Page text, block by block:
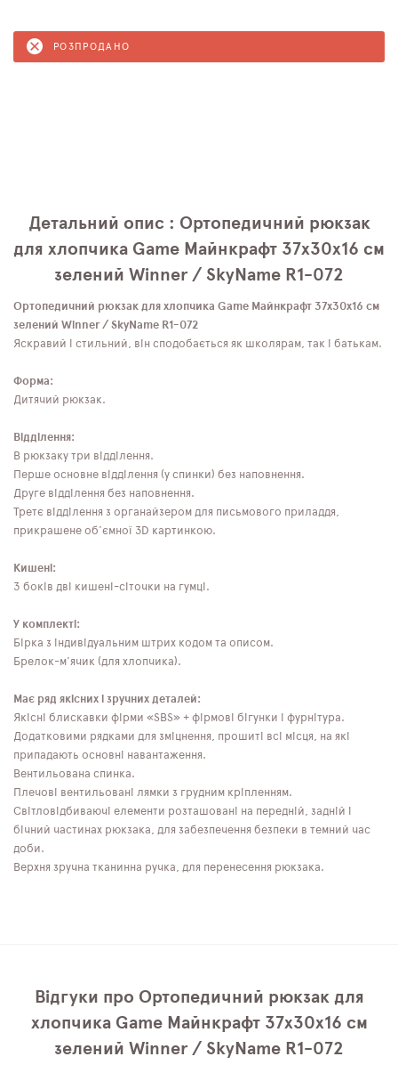
РОЗПРОДАНО
Детальний опис : Ортопедичний рюкзак
для хлопчика Game Майнкрафт 37х30х16 см
зелений Winner / SkyName R1-072
Ортопедичний рюкзак для хлопчика Game Майнкрафт 37х30х16 см
зелений Winner / SkyName R1-072
Яскравий і стильний, він сподобається як школярам, ​​так і батькам.
Форма:
Дитячий рюкзак.
Відділення:
В рюкзаку три відділення.
Перше основне відділення (у спинки) без наповнення.
Друге відділення без наповнення.
Третє відділення з органайзером для письмового приладдя,
прикрашене об'ємної 3D картинкою.
Кишені:
З боків дві кишені-сіточки на гумці.
У комплекті:
Бірка з індивідуальним штрих кодом та описом.
Брелок-м'ячик (для хлопчика).
Має ряд якісних і зручних деталей:
Якісні блискавки фірми «SBS» + фірмові бігунки і фурнітура.
Додатковими рядками для зміцнення, прошиті всі місця, на які
припадають основні навантаження.
Вентильована спинка.
Плечові вентильовані лямки з грудним кріпленням.
Світловідбиваючі елементи розташовані на передній, задній і
бічний частинах рюкзака, для забезпечення безпеки в темний час
доби.
Верхня зручна тканинна ручка, для перенесення рюкзака.
Відгуки про Ортопедичний рюкзак для
хлопчика Game Майнкрафт 37х30х16 см
зелений Winner / SkyName R1-072